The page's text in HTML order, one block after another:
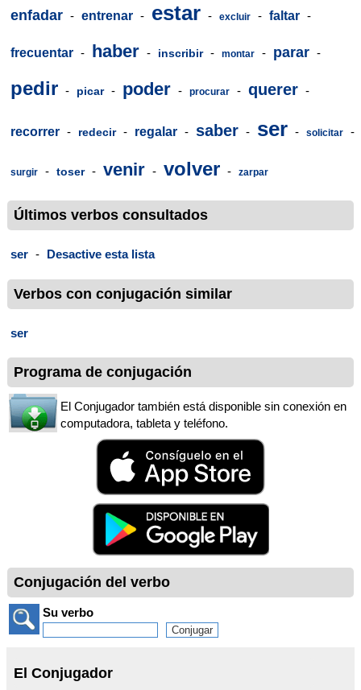
enfadar - entrenar - estar - excluir - faltar -
frecuentar - haber - inscribir - montar - parar -
pedir - picar - poder - procurar - querer -
recorrer - redecir - regalar - saber - ser - solicitar -
surgir - toser - venir - volver - zarpar
Últimos verbos consultados
ser - Desactive esta lista
Verbos con conjugación similar
ser
Programa de conjugación
El Conjugador también está disponible sin conexión en
computadora, tableta y teléfono.
Conjugación del verbo
Su verbo
El Conjugador